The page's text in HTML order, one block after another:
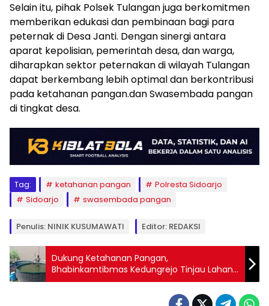
Selain itu, pihak Polsek Tulangan juga berkomitmen
memberikan edukasi dan pembinaan bagi para
peternak di Desa Janti. Dengan sinergi antara
aparat kepolisian, pemerintah desa, dan warga,
diharapkan sektor peternakan di wilayah Tulangan
dapat berkembang lebih optimal dan berkontribusi
pada ketahanan pangan.dan Swasembada pangan
di tingkat desa.
Tag: ketahanan pangan
Polresta Sidoarjo
Sidoarjo
swasembada pangan
Penulis: NINIK KUSUMAWATI Editor: REDAKSI
Dukung Ketahanan Pangan,
Bhabinkamtibmas Kedungrejo Tinjau Lahan
Budidaya Ikan Lele